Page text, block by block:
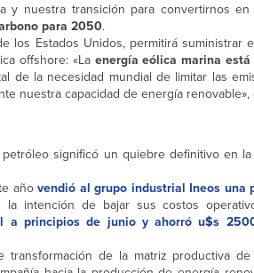
nuestra transición para convertirnos
para 2050.
Estados Unidos, permitirá suministrar
offshore: «La energía eólica marina
de la necesidad mundial de limitar las
nuestra capacidad de energía
significó un quiebre definitivo en
añovendió al grupo industrial Ineos una
la intención de bajar sus costos
a principios de junio y ahorró u$s
de la matriz productiva